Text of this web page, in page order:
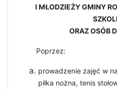
I MŁODZIEŻY GMINY
ORAZ OSÓB
Poprzez:
prowadzenie zajęć w
piłka nożna, tenis